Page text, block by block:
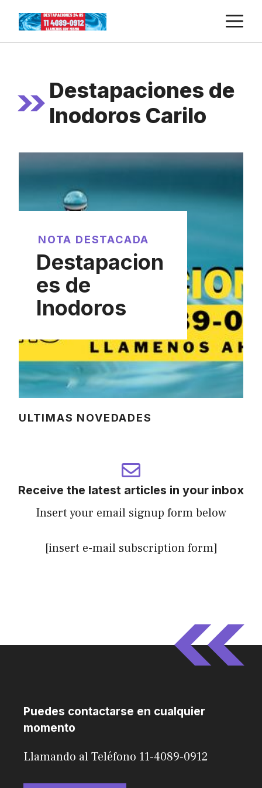
content
Destapaciones de
Inodoros Carilo
NOTA DESTACADA
Destapacion
es de
Inodoros
ULTIMAS NOVEDADES
Receive the latest articles in your inbox
Insert your email signup form below
[insert e-mail subscription form]
Puedes contactarse en cualquier
momento
Llamando al Teléfono 11-4089-0912